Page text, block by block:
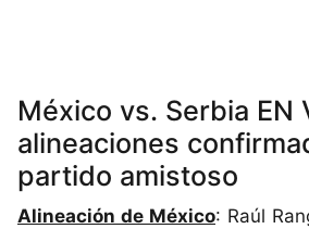
México vs. Serbia EN
alineaciones
partido amistoso
Alineación de México: Raúl